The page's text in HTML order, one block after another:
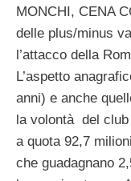
MONCHI, CENA
delle plus/minus
l’attacco della
L’aspetto
anni) e anche
la volontà del
a quota 92,7
che guadagnano